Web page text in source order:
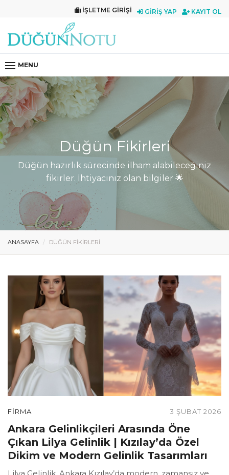
İŞLETME GIRIŞI GIRIŞ YAP KAYIT OL
MENU
Düğün Fikirleri
Düğün hazırlık sürecinde ilham alabileceğiniz
fikirler. İhtiyacınız olan bilgiler 🌟
ANASAYFA DÜĞÜN FIKIRLERI
FIRMA 3 ŞUBAT 2026
Ankara Gelinlikçileri Arasında Öne
Çıkan Lilya Gelinlik | Kızılay’da Özel
Dikim ve Modern Gelinlik Tasarımları